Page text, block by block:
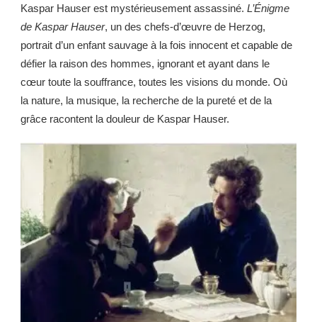
Kaspar Hauser est mystérieusement assassiné. L’Énigme
de Kaspar Hauser, un des chefs-d’œuvre de Herzog,
portrait d’un enfant sauvage à la fois innocent et capable de
défier la raison des hommes, ignorant et ayant dans le
cœur toute la souffrance, toutes les visions du monde. Où
la nature, la musique, la recherche de la pureté et de la
grâce racontent la douleur de Kaspar Hauser.